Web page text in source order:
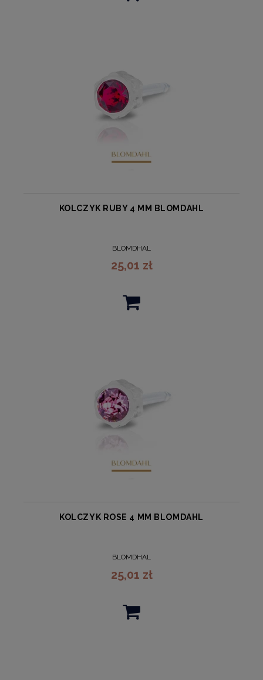
KOLCZYK RUBY 4 MM BLOMDAHL
BLOMDHAL
25,01 zł
KOLCZYK ROSE 4 MM BLOMDAHL
BLOMDHAL
25,01 zł